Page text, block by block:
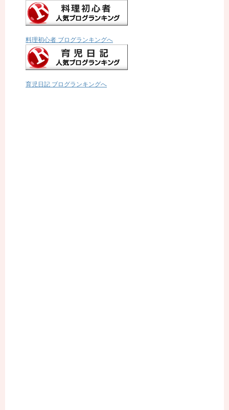
料理初心者 ブログランキングへ
育児日記 ブログランキングへ